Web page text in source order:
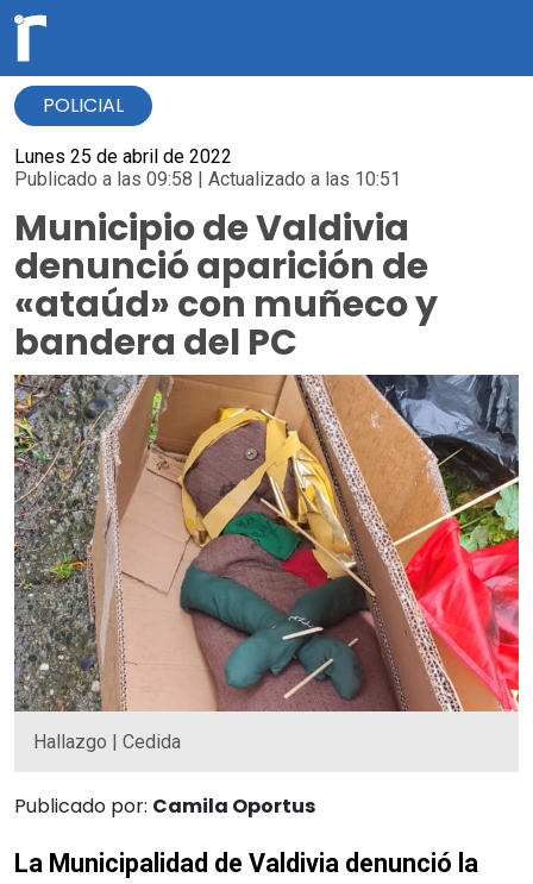
POLICIAL
Lunes 25 de abril de 2022
Publicado a las 09:58 | Actualizado a las 10:51
Municipio de Valdivia
denunció aparición de
«ataúd» con muñeco y
bandera del PC
Hallazgo | Cedida
Publicado por: Camila Oportus
La Municipalidad de Valdivia denunció la